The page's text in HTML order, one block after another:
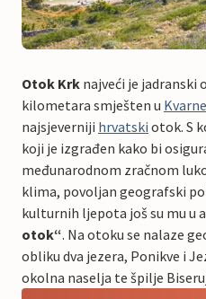
Otok Krk najveći je jadranski
kilometara smješten u
najsjeverniji hrvatski otok. S
koji je izgrađen kako bi
međunarodnom zračnom
klima, povoljan geografski
kulturnih ljepota još su mu u
otok“. Na otoku se nalaze
obliku dva jezera, Ponikve i
okolna naselja te špilje